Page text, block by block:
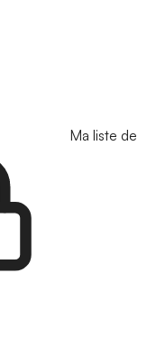
Ma liste de